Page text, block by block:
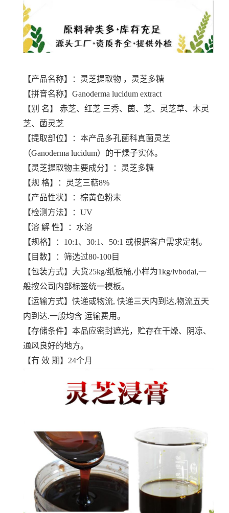
【产品名称】：灵芝提取物 ，灵芝多糖
【拼音名称】Ganoderma lucidum extract
【别 名】 赤芝、红芝 三秀、茵、芝、灵芝草、木灵
芝、菌灵芝
【提取部位】：本产品多孔菌科真菌灵芝
（Ganoderma lucidum）的干燥子实体。
【灵芝提取物主要成分】：灵芝多糖
【规 格】：灵芝三萜8%
【产品性状】：棕黄色粉末
【检测方法】：UV
【溶 解 性】：水溶
【规格】：10:1、30:1、50:1 或根据客户需求定制。
【目数】：筛选过80-100目
【包装方式】大货25kg/纸板桶,小样为1kg/lvbodai,一
般按公司内部标签统一模板。
【运输方式】快递或物流, 快递三天内到达,物流五天
内到达.一般均含 运输费用。
【存储条件】本品应密封遮光，贮存在干燥、阴凉、
通风良好的地方。
【有 效 期】24个月